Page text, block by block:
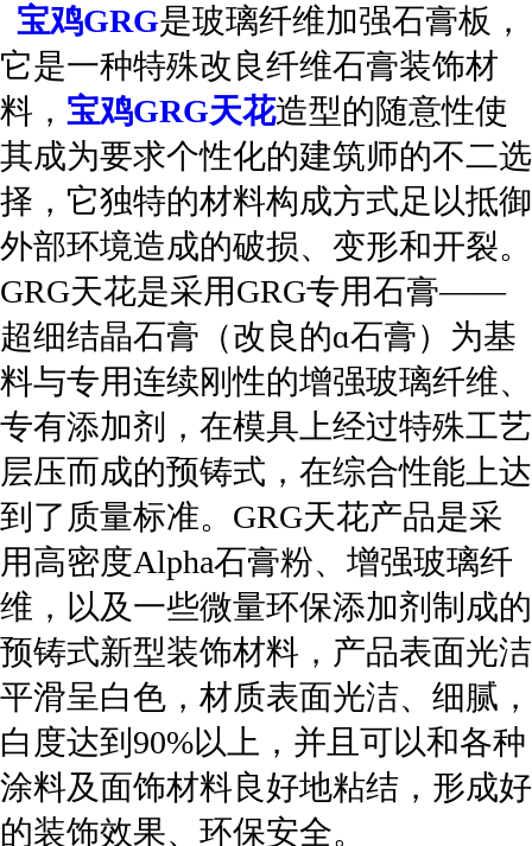
宝鸡GRG是玻璃纤维加强石膏板，
它是一种特殊改良纤维石膏装饰材
料， 宝鸡GRG天花造型的随意性使
其成为要求个性化的建筑师的不二选
择，它独特的材料构成方式足以抵御
外部环境造成的破损、变形和开裂。
GRG天花是采用GRG专用石膏——
超细结晶石膏（改良的ɑ石膏）为基
料与专用连续刚性的增强玻璃纤维、
专有添加剂，在模具上经过特殊工艺
层压而成的预铸式，在综合性能上达
到了质量标准。GRG天花产品是采
用高密度Alpha石膏粉、增强玻璃纤
维，以及一些微量环保添加剂制成的
预铸式新型装饰材料，产品表面光洁
平滑呈白色，材质表面光洁、细腻，
白度达到90%以上，并且可以和各种
涂料及面饰材料良好地粘结，形成好
的装饰效果、环保安全。